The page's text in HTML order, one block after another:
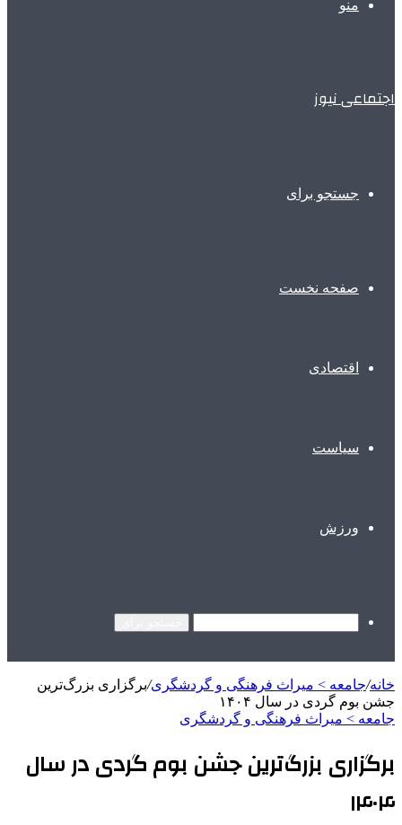
منو
اجتماعی نیوز
جستجو برای
صفحه نخست
اقتصادی
سیاست
ورزش
خانه/جامعه > میراث فرهنگی و گردشگری/برگزاری بزرگ‌ترین
جشن بوم گردی‌ در سال ۱۴۰۴
جامعه > میراث فرهنگی و گردشگری
برگزاری بزرگ‌ترین جشن بوم گردی‌ در سال
۱۴۰۴